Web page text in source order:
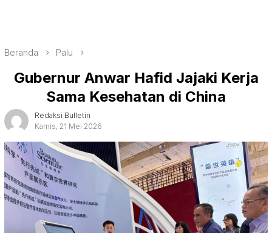
Beranda Palu
Gubernur Anwar Hafid Jajaki Kerja
Sama Kesehatan di China
Redaksi Bulletin
Kamis, 21 Mei 2026